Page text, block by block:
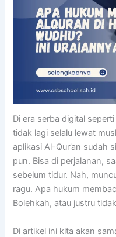
Di era serba digital
tidak lagi selalu lewat
aplikasi Al-Qur’an sudah
pun. Bisa di perjalanan,
sebelum tidur. Nah,
ragu. Apa hukum
Bolehkah, atau justru
Di artikel ini kita akan